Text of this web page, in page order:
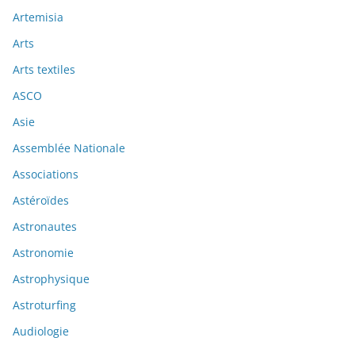
Artemisia
Arts
Arts textiles
ASCO
Asie
Assemblée Nationale
Associations
Astéroïdes
Astronautes
Astronomie
Astrophysique
Astroturfing
Audiologie